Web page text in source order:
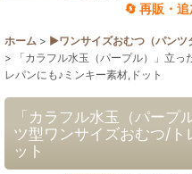
🔄 再販・
ホーム > ▶︎ワンサイズおむつ（パンツ
>
「カラフル水玉（パープル）」立
レパンにも♪ミンキー素材,ドット
「カラフル水玉（パープ
ツ型ワンサイズおむつ/ト
ット